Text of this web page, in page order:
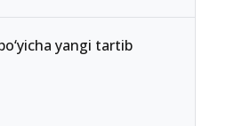
yangi tartib